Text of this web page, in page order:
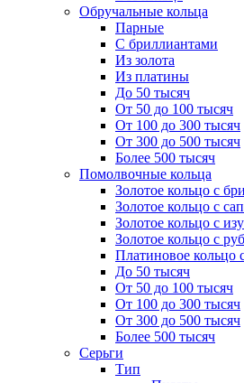
Обручальные кольца
Парные
С бриллиантами
Из золота
Из платины
До 50 тысяч
От 50 до 100 тысяч
От 100 до 300 тысяч
От 300 до 500 тысяч
Более 500 тысяч
Помолвочные кольца
Золотое кольцо с
Золотое кольцо с
Золотое кольцо с
Золотое кольцо с
Платиновое кольцо
До 50 тысяч
От 50 до 100 тысяч
От 100 до 300 тысяч
От 300 до 500 тысяч
Более 500 тысяч
Серьги
Тип